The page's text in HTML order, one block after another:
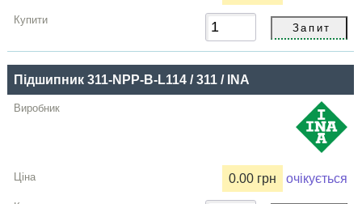
Підшипник 311-NPP-B-L114 / 311 / INA
0.00 грн очікується